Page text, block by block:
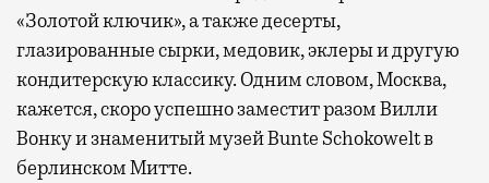
«Золотой ключик», а также десерты,
глазированные сырки, медовик, эклеры и другую
кондитерскую классику. Одним словом, Москва,
кажется, скоро успешно заместит разом Вилли
Вонку и знаменитый музей Bunte Schokowelt в
берлинском Митте.